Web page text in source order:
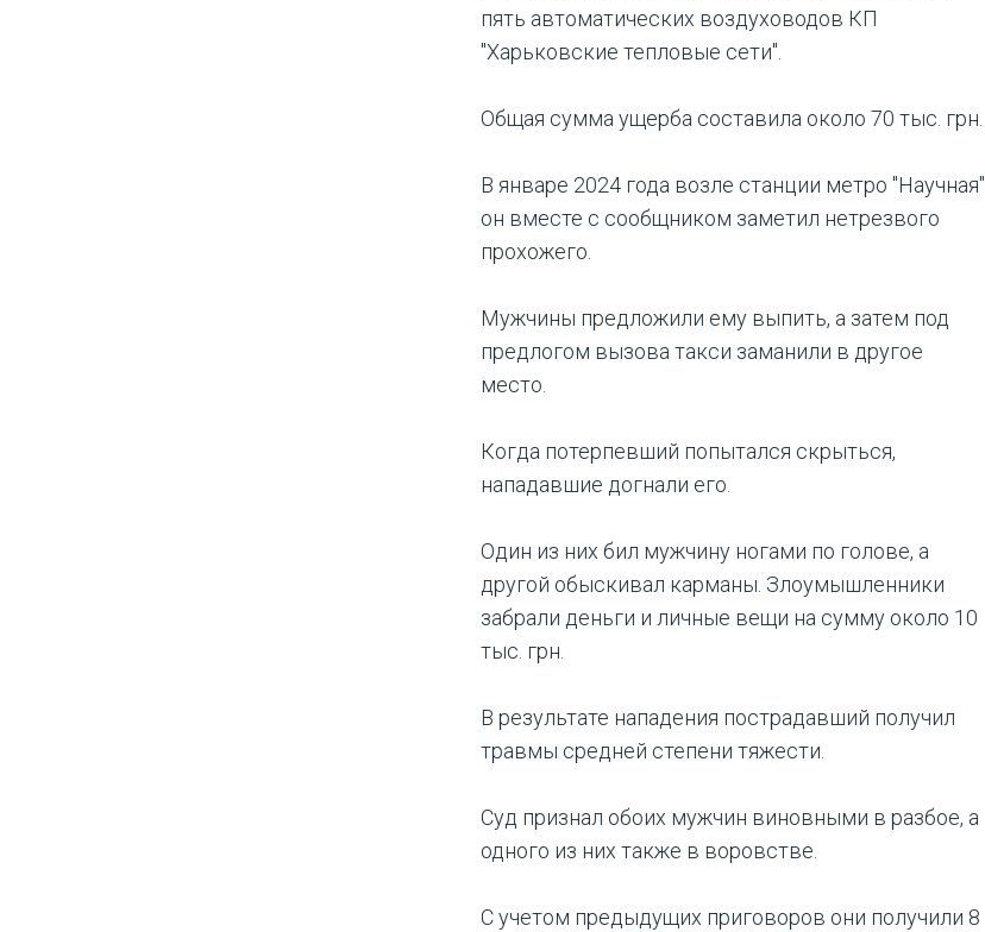
пять автоматических воздуховодов КП
"Харьковские тепловые сети".
Общая сумма ущерба составила около 70 тыс. грн.
В январе 2024 года возле станции метро "Научная"
он вместе с сообщником заметил нетрезвого
прохожего.
Мужчины предложили ему выпить, а затем под
предлогом вызова такси заманили в другое
место.
Когда потерпевший попытался скрыться,
нападавшие догнали его.
Один из них бил мужчину ногами по голове, а
другой обыскивал карманы. Злоумышленники
забрали деньги и личные вещи на сумму около 10
тыс. грн.
В результате нападения пострадавший получил
травмы средней степени тяжести.
Суд признал обоих мужчин виновными в разбое, а
одного из них также в воровстве.
С учетом предыдущих приговоров они получили 8